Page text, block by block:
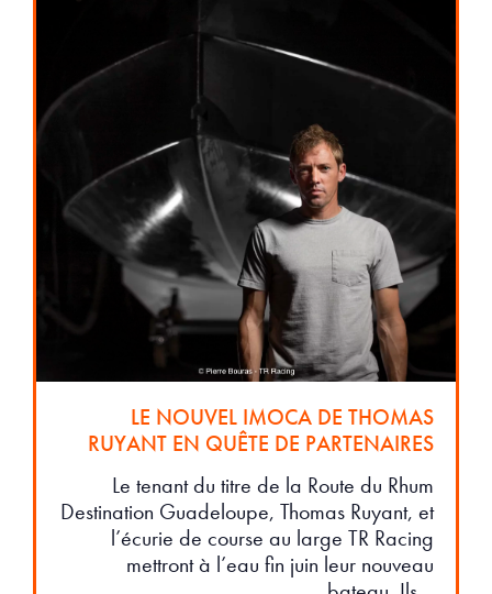
LE NOUVEL IMOCA DE THOMAS
RUYANT EN QUÊTE DE PARTENAIRES
Le tenant du titre de la Route du Rhum
Destination Guadeloupe, Thomas Ruyant, et
l’écurie de course au large TR Racing
mettront à l’eau fin juin leur nouveau